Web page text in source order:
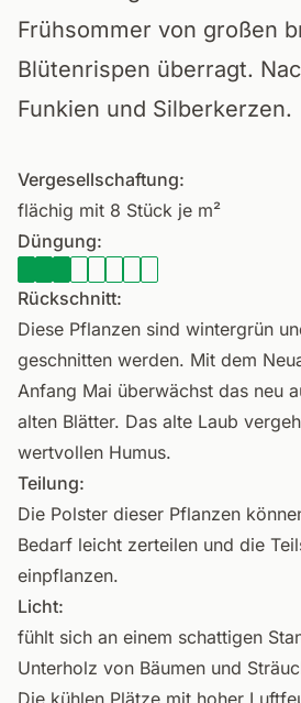
Frühsommer von großen
Blütenrispen überragt.
Funkien und Silberkerzen.
Vergesellschaftung:
flächig mit 8 Stück je m²
Düngung:
Rückschnitt:
Diese Pflanzen sind wintergrün
geschnitten werden. Mit dem
Anfang Mai überwächst das neu
alten Blätter. Das alte Laub
wertvollen Humus.
Teilung:
Die Polster dieser Pflanzen
Bedarf leicht zerteilen und die
einpflanzen.
Licht:
fühlt sich an einem schattigen
Unterholz von Bäumen und
Die kühlen Plätze mit hoher